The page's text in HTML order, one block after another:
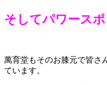
そしてパワースポ
萬育堂もそのお膝元で皆さ
ています。